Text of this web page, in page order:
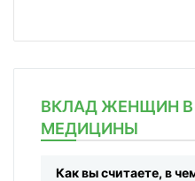
ВКЛАД ЖЕНЩИН В
МЕДИЦИНЫ
Как вы считаете, в